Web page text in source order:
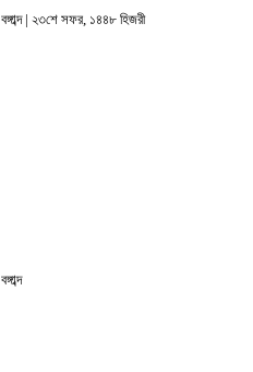
| ২৩শে সফর, ১৪৪৮ হিজরী